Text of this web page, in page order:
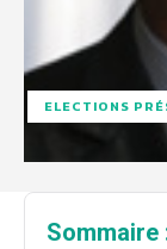
ELECTIONS
Sommaire